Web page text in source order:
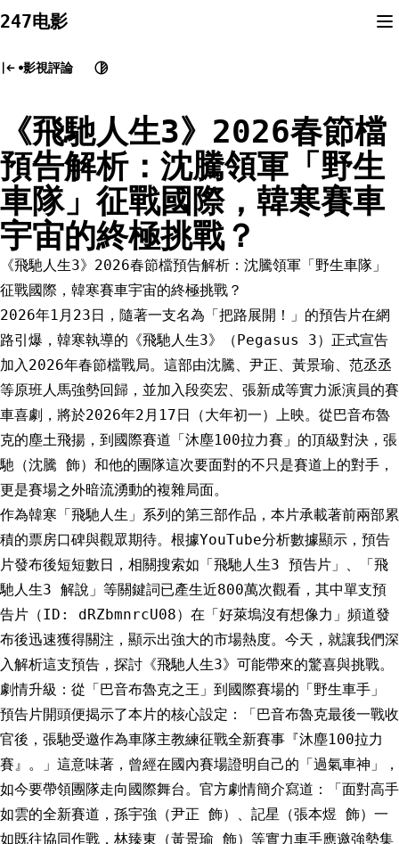
to
247电影
影視評論
《飛馳人生3》2026春節檔
預告解析：沈騰領軍「野生
車隊」征戰國際，韓寒賽車
宇宙的終極挑戰？
《飛馳人生3》2026春節檔預告解析：沈騰領軍「野生車隊」
征戰國際，韓寒賽車宇宙的終極挑戰？
2026年1月23日，隨著一支名為「把路展開！」的預告片在網
路引爆，韓寒執導的《飛馳人生3》（Pegasus 3）正式宣告
加入2026年春節檔戰局。這部由沈騰、尹正、黃景瑜、范丞丞
等原班人馬強勢回歸，並加入段奕宏、張新成等實力派演員的賽
車喜劇，將於2026年2月17日（大年初一）上映。從巴音布魯
克的塵土飛揚，到國際賽道「沐塵100拉力賽」的頂級對決，張
馳（沈騰 飾）和他的團隊這次要面對的不只是賽道上的對手，
更是賽場之外暗流湧動的複雜局面。
作為韓寒「飛馳人生」系列的第三部作品，本片承載著前兩部累
積的票房口碑與觀眾期待。根據YouTube分析數據顯示，預告
片發布後短短數日，相關搜索如「飛馳人生3 預告片」、「飛
馳人生3 解說」等關鍵詞已產生近800萬次觀看，其中單支預
告片（ID: dRZbmnrcU08）在「好萊塢沒有想像力」頻道發
布後迅速獲得關注，顯示出強大的市場熱度。今天，就讓我們深
入解析這支預告，探討《飛馳人生3》可能帶來的驚喜與挑戰。
劇情升級：從「巴音布魯克之王」到國際賽場的「野生車手」
預告片開頭便揭示了本片的核心設定：「巴音布魯克最後一戰收
官後，張馳受邀作為車隊主教練征戰全新賽事『沐塵100拉力
賽』。」這意味著，曾經在國內賽場證明自己的「過氣車神」，
如今要帶領團隊走向國際舞台。官方劇情簡介寫道：「面對高手
如雲的全新賽道，孫宇強（尹正 飾）、記星（張本煜 飾）一
如既往協同作戰，林臻東（黃景瑜 飾）等實力車手應邀強勢集